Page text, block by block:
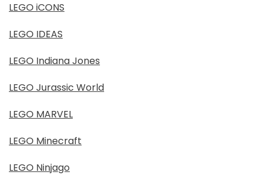
LEGO iCONS
LEGO IDEAS
LEGO Indiana Jones
LEGO Jurassic World
LEGO MARVEL
LEGO Minecraft
LEGO Ninjago